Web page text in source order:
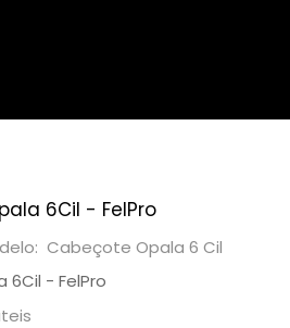
6Cil - FelPro
Cabeçote Opala 6 Cil
- FelPro